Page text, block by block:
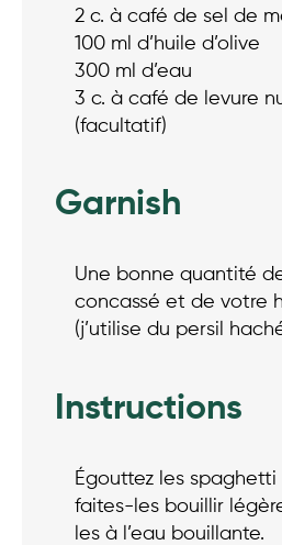
2 c. à café de sel de
100 ml d’huile d’olive
300 ml d’eau
3 c. à café de levure
(facultatif)
Garnish
Une bonne quantité
concassé et de votre
(j’utilise du persil
Instructions
Égouttez les
faites-les bouillir
les à l’eau bouillante.